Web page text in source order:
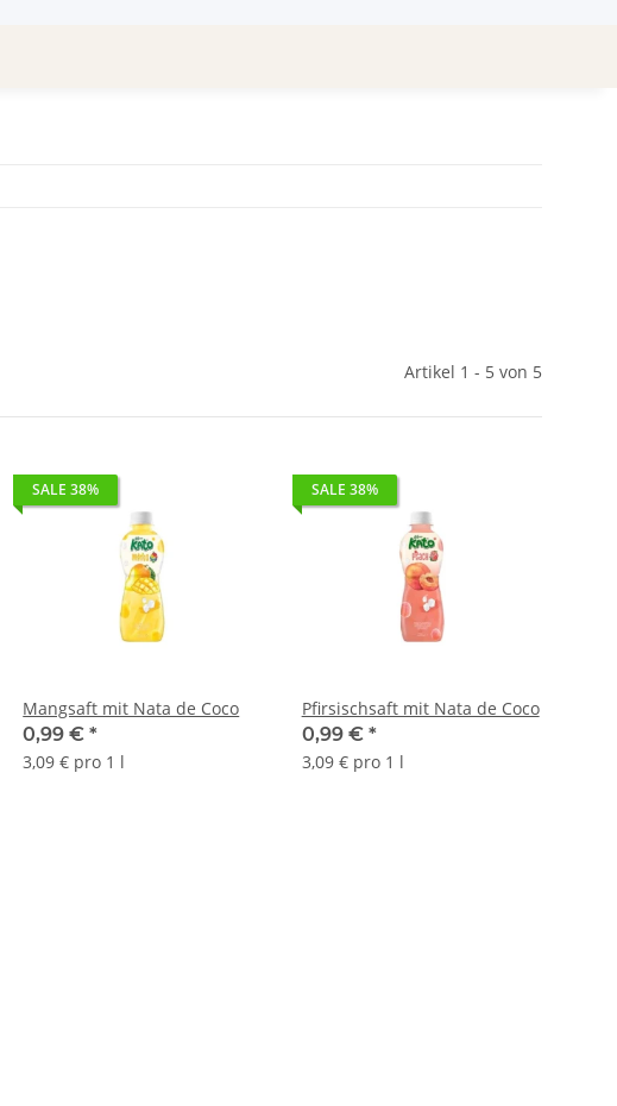
Artikel 1 - 5 von 5
SALE 38%
Mangsaft mit Nata de Coco
0,99 €*
3,09 € pro 1 l
SALE 38%
Pfirsischsaft mit Nata de Coco
0,99 € *
3,09 € pro 1 l